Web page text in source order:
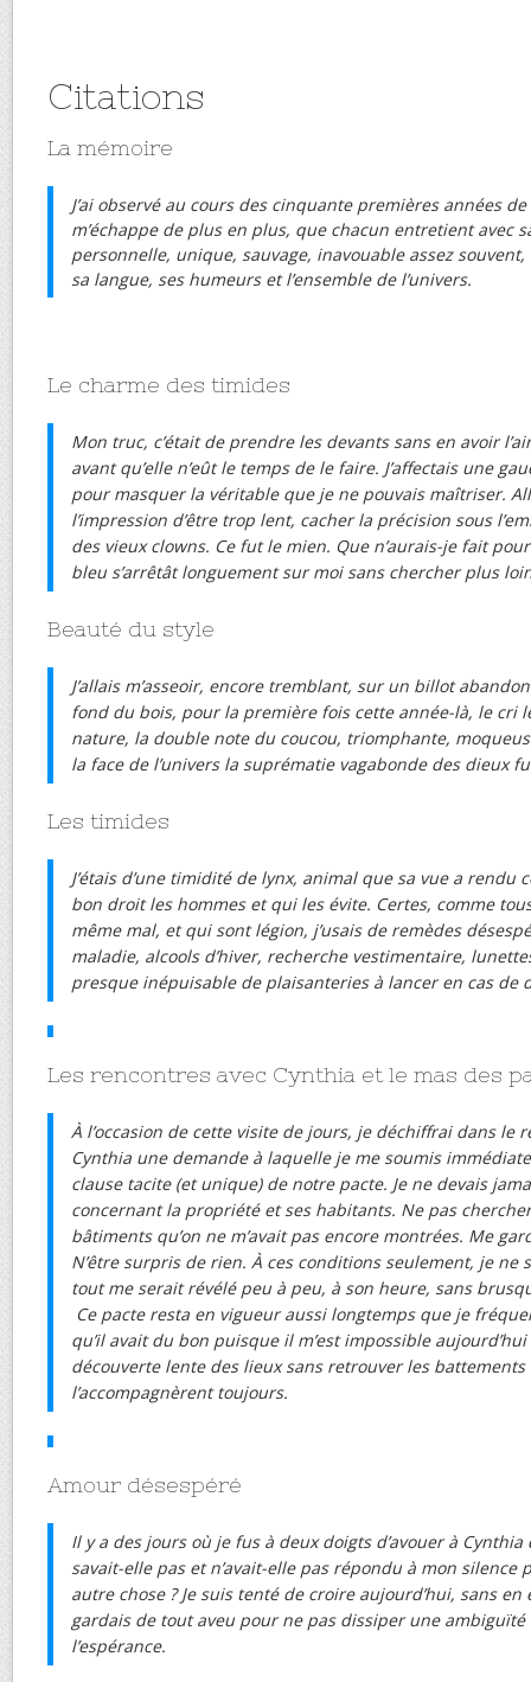
Citations
La mémoire
J’ai observé au cours des cinquante premières années
m’échappe de plus en plus, que chacun entretient avec
personnelle, unique, sauvage, inavouable assez souvent,
sa langue, ses humeurs et l’ensemble de l’univers.
Le charme des timides
Mon truc, c’était de prendre les devants sans en avoir
avant qu’elle n’eût le temps de le faire. J’affectais une
pour masquer la véritable que je ne pouvais maîtriser.
l’impression d’être trop lent, cacher la précision sous
des vieux clowns. Ce fut le mien. Que n’aurais-je fait
bleu s’arrêtât longuement sur moi sans chercher plus
Beauté du style
J’allais m’asseoir, encore tremblant, sur un billot
fond du bois, pour la première fois cette année-là, le cri
nature, la double note du coucou, triomphante,
la face de l’univers la suprématie vagabonde des dieux
Les timides
J’étais d’une timidité de lynx, animal que sa vue a rendu
bon droit les hommes et qui les évite. Certes, comme
même mal, et qui sont légion, j’usais de remèdes
maladie, alcools d’hiver, recherche vestimentaire,
presque inépuisable de plaisanteries à lancer en cas de
Les rencontres avec Cynthia et le mas des
À l’occasion de cette visite de jours, je déchiffrai dans le
Cynthia une demande à laquelle je me soumis
clause tacite (et unique) de notre pacte. Je ne devais
concernant la propriété et ses habitants. Ne pas
bâtiments qu’on ne m’avait pas encore montrées. Me
N’être surpris de rien. À ces conditions seulement, je ne
tout me serait révélé peu à peu, à son heure, sans
Ce pacte resta en vigueur aussi longtemps que je
qu’il avait du bon puisque il m’est impossible
découverte lente des lieux sans retrouver les
l’accompagnèrent toujours.
Amour désespéré
Il y a des jours où je fus à deux doigts d’avouer à Cynthia
savait-elle pas et n’avait-elle pas répondu à mon
autre chose ? Je suis tenté de croire aujourd’hui, sans
gardais de tout aveu pour ne pas dissiper une ambiguïté
l’espérance.